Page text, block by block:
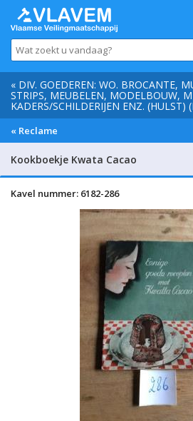
« DIV. GOEDEREN: WO. BROCANTE,
STRIPS, MEUBELEN, MODELBOUW,
KADERS/SCHILDERIJEN ENZ. (HULST)
« Reclame
Kookboekje Kwata Cacao
Kavel nummer: 6182-286